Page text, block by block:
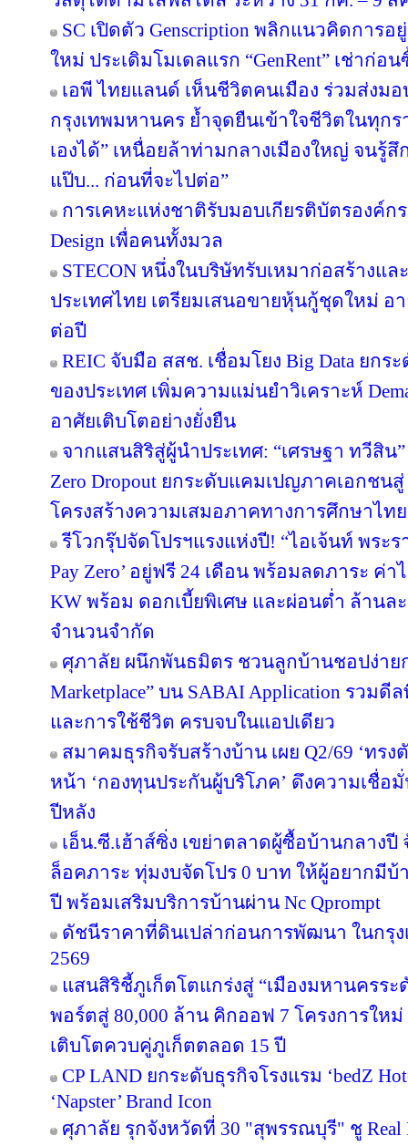
SC เปิดตัว Genscription พลิกแนวคิดการ
ใหม่ ประเดิมโมเดลแรก “GenRent” เช่าก่อ
เอพี ไทยแลนด์ เห็นชีวิตคนเมือง ร่วมส่งมอ
กรุงเทพมหานคร ย้ำจุดยืนเข้าใจชีวิตในทุกร
เองได้” เหนื่อยล้าท่ามกลางเมืองใหญ่ จนรู้
แป๊บ... ก่อนที่จะไปต่อ”
การเคหะแห่งชาติรับมอบเกียรติบัตรองค์ก
Design เพื่อคนทั้งมวล
STECON หนึ่งในบริษัทรับเหมาก่อสร้างแ
ประเทศไทย เตรียมเสนอขายหุ้นกู้ชุดใหม่ อ
ต่อปี
REIC จับมือ สสช. เชื่อมโยง Big Data ยก
ของประเทศ เพิ่มความแม่นยำวิเคราะห์
อาศัยเติบโตอย่างยั่งยืน
จากแสนสิริสู่ผู้นำประเทศ: “เศรษฐา ทวีสิน
Zero Dropout ยกระดับแคมเปญภาคเอกชน
โครงสร้างความเสมอภาคทางการศึกษาไทย
รีโวกรุ๊ปจัดโปรฯแรงแห่งปี! “ไอเจ้นท์ พระร
Pay Zero’ อยู่ฟรี 24 เดือน พร้อมลดภาระ ค่
KW พร้อม ดอกเบี้ยพิเศษ และผ่อนต่ำ ล้านล
จำนวนจำกัด
ศุภาลัย ผนึกพันธมิตร ชวนลูกบ้านชอปง่ายก
Marketplace” บน SABAI Application รวม
และการใช้ชีวิต ครบจบในแอปเดียว
สมาคมธุรกิจรับสร้างบ้าน เผย Q2/69 ‘ทร
หน้า ‘กองทุนประกันผู้บริโภค’ ดึงความเชื่
ปีหลัง
เอ็น.ซี.เฮ้าส์ซิ่ง เขย่าตลาดผู้ซื้อบ้านกลาง
ล็อคภาระ ทุ่มงบจัดโปร 0 บาท ให้ผู้อยากมีบ้
ปี พร้อมเสริมบริการบ้านผ่าน Nc Qprompt
ดัชนีราคาที่ดินเปล่าก่อนการพัฒนา ในกรุ
2569
แสนสิริชี้ภูเก็ตโตแกร่งสู่ “เมืองมหานครร
พอร์ตสู่ 80,000 ล้าน คิกออฟ 7 โครงการให
เติบโตควบคู่ภูเก็ตตลอด 15 ปี
CP LAND ยกระดับธุรกิจโรงแรม ‘bedZ
‘Napster’ Brand Icon
ศุภาลัย รุกจังหวัดที่ 30 "สุพรรณบุรี" ชู Real